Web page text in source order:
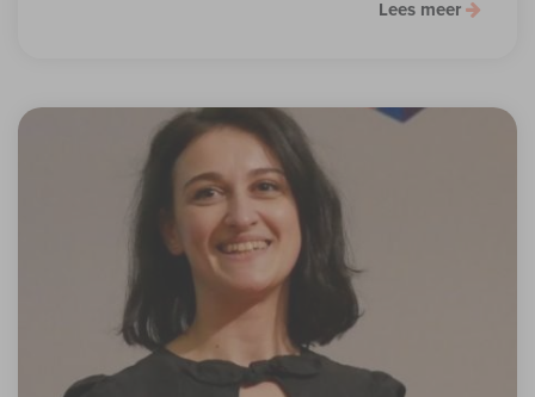
Lees meer